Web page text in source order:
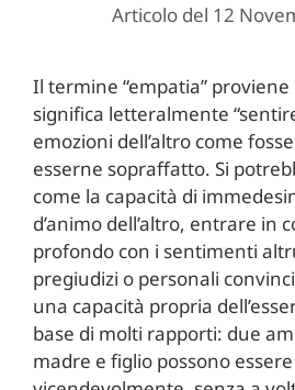
Articolo del 12
Il termine “empatia” proviene
significa letteralmente
emozioni dell’altro come
esserne sopraffatto. Si
come la capacità di
d’animo dell’altro, entrare in
profondo con i sentimenti
pregiudizi o personali
una capacità propria
base di molti rapporti: due
madre e figlio possono